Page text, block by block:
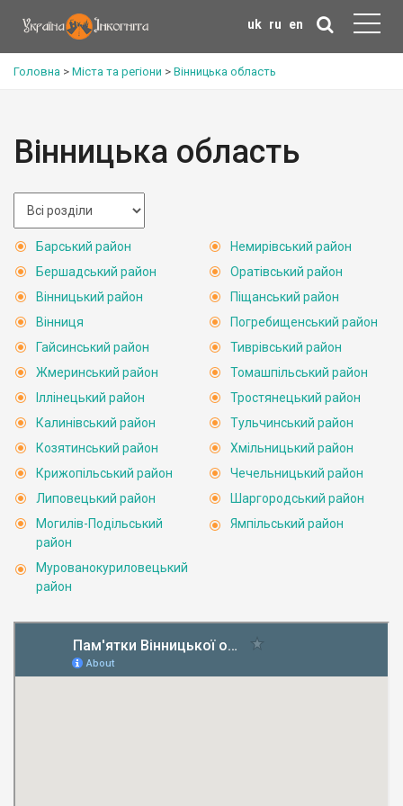
uk ru en
Головна > Міста та регіони > Вінницька область
Вінницька область
Барський район
Бершадський район
Вінницький район
Вінниця
Гайсинський район
Жмеринський район
Іллінецький район
Калинівський район
Козятинський район
Крижопільський район
Липовецький район
Могилів-Подільський
район
Мурованокуриловецький
район
Немирівський район
Оратівський район
Піщанський район
Погребищенський район
Тиврівський район
Томашпільський район
Тростянецький район
Тульчинський район
Хмільницький район
Чечельницький район
Шаргородський район
Ямпільський район